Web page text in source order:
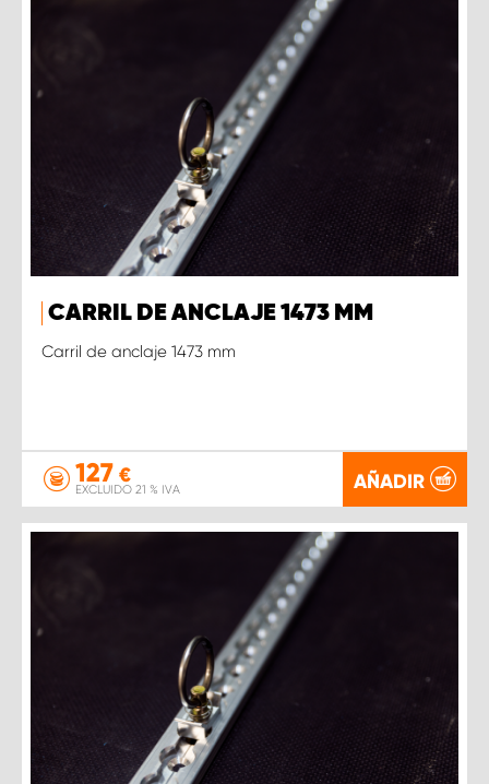
CARRIL DE ANCLAJE 1473 MM
Carril de anclaje 1473 mm
127 €
EXCLUIDO 21 % IVA AÑADIR